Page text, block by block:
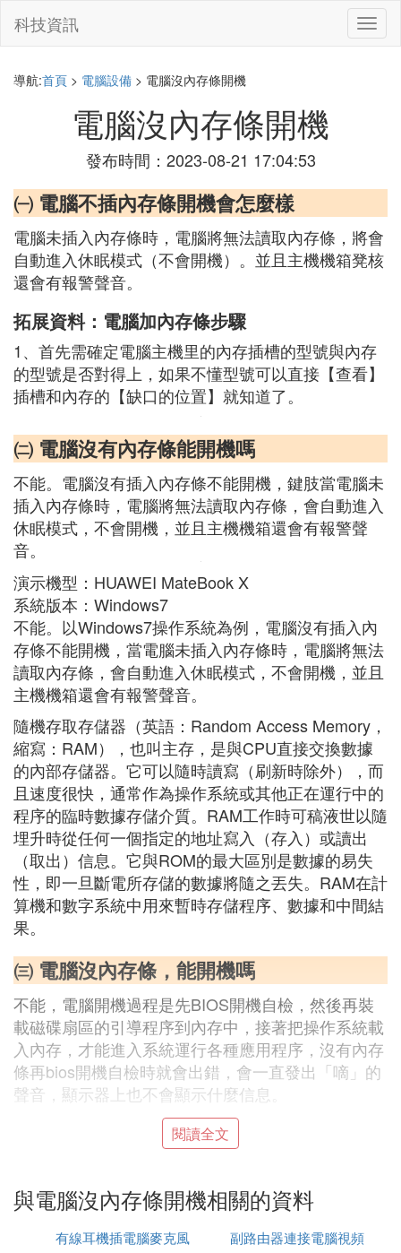
切
換
科技資訊
導航:首頁 > 電腦設備 > 電腦沒內存條開機
電腦沒內存條開機
發布時間：2023-08-21 17:04:53
㈠ 電腦不插內存條開機會怎麼樣
電腦未插入內存條時，電腦將無法讀取內存條，將會
自動進入休眠模式（不會開機）。並且主機機箱凳核
還會有報警聲音。
拓展資料：電腦加內存條步驟
1、首先需確定電腦主機里的內存插槽的型號與內存
的型號是否對得上，如果不懂型號可以直接【查看】
插槽和內存的【缺口的位置】就知道了。
㈡ 電腦沒有內存條能開機嗎
不能。電腦沒有插入內存條不能開機，鍵肢當電腦未
插入內存條時，電腦將無法讀取內存條，會自動進入
休眠模式，不會開機，並且主機機箱還會有報警聲
音。
演示機型：HUAWEI MateBook X
系統版本：Windows7
不能。以Windows7操作系統為例，電腦沒有插入內
存條不能開機，當電腦未插入內存條時，電腦將無法
讀取內存條，會自動進入休眠模式，不會開機，並且
主機機箱還會有報警聲音。
隨機存取存儲器（英語：Random Access Memory，
縮寫：RAM），也叫主存，是與CPU直接交換數據
的內部存儲器。它可以隨時讀寫（刷新時除外），而
且速度很快，通常作為操作系統或其他正在運行中的
程序的臨時數據存儲介質。RAM工作時可稿液世以隨
埋升時從任何一個指定的地址寫入（存入）或讀出
（取出）信息。它與ROM的最大區別是數據的易失
性，即一旦斷電所存儲的數據將隨之丟失。RAM在計
算機和數字系統中用來暫時存儲程序、數據和中間結
果。
㈢ 電腦沒內存條，能開機嗎
不能，電腦開機過程是先BIOS開機自檢，然後再裝
載磁碟扇區的引導程序到內存中，接著把操作系統載
入內存，才能進入系統運行各種應用程序，沒有內存
條再bios開機自檢時就會出錯，會一直發出「嘀」的
聲音，顯示器上也不會顯示什麼信息。
不僅僅是內存條少了，任何一個都開不了機。電腦主
機需要 cpu、 主板、內存條、電源，這樣才能點亮，
卡。
(3)電腦沒內存條開機擴展閱讀
閱讀全文
與電腦沒內存條開機相關的資料
有線耳機插電腦麥克風
副路由器連接電腦視頻